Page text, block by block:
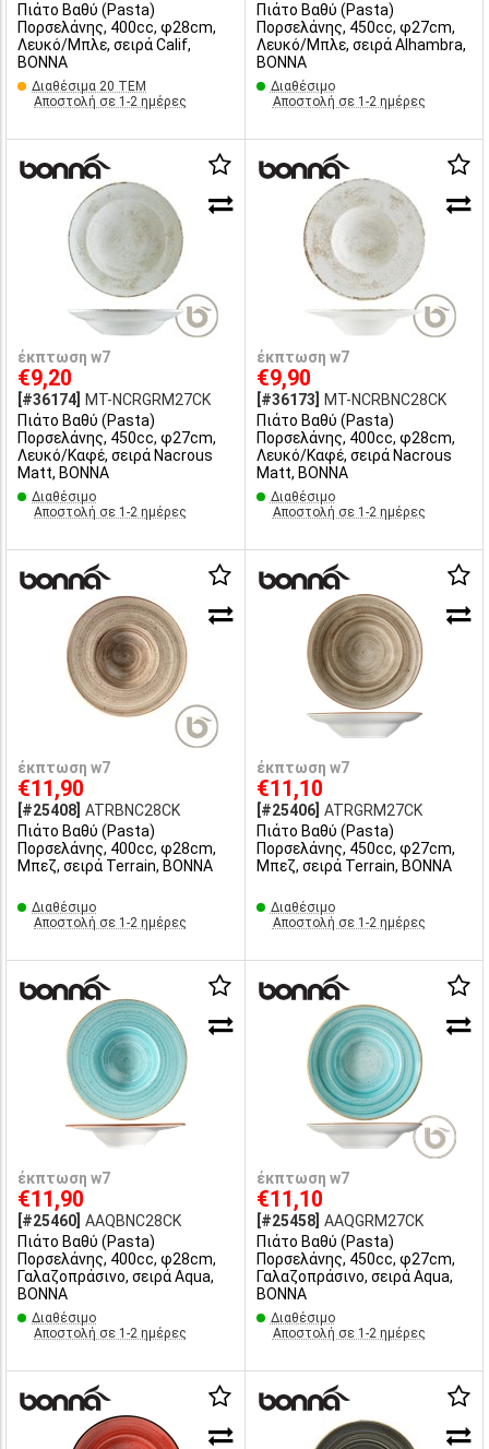
Πιάτο Βαθύ (Pasta)
Πορσελάνης, 400cc, φ28cm,
Λευκό/Μπλε, σειρά Calif,
BONNA
Διαθέσιμα 20 ΤΕΜ
Αποστολή σε 1-2 ημέρες
Πιάτο Βαθύ (Pasta)
Πορσελάνης, 450cc, φ27cm,
Λευκό/Μπλε, σειρά Alhambra,
BONNA
Διαθέσιμο
Αποστολή σε 1-2 ημέρες
έκπτωση w7
€9,20
[#36174]
MT-NCRGRM27CK
Πιάτο Bαθύ (Pasta)
Πορσελάνης, 450cc, φ27cm,
Λευκό/Καφέ, σειρά Nacrous
Matt, BONNA
Διαθέσιμο
Αποστολή σε 1-2 ημέρες
έκπτωση w7
€9,90
[#36173]
MT-NCRBNC28CK
Πιάτο Bαθύ (Pasta)
Πορσελάνης, 400cc, φ28cm,
Λευκό/Καφέ, σειρά Nacrous
Matt, BONNA
Διαθέσιμο
Αποστολή σε 1-2 ημέρες
έκπτωση w7
€11,90
[#25408] ATRBNC28CK
Πιάτο Βαθύ (Pasta)
Πορσελάνης, 400cc, φ28cm,
Μπεζ, σειρά Terrain, BONNA
Διαθέσιμο
Αποστολή σε 1-2 ημέρες
έκπτωση w7
€11,10
[#25406] ATRGRM27CK
Πιάτο Βαθύ (Pasta)
Πορσελάνης, 450cc, φ27cm,
Μπεζ, σειρά Terrain, BONNA
Διαθέσιμο
Αποστολή σε 1-2 ημέρες
έκπτωση w7
€11,90
[#25460] AAQBNC28CK
Πιάτο Βαθύ (Pasta)
Πορσελάνης, 400cc, φ28cm,
Γαλαζοπράσινο, σειρά Aqua,
BONNA
Διαθέσιμο
Αποστολή σε 1-2 ημέρες
έκπτωση w7
€11,10
[#25458] AAQGRM27CK
Πιάτο Βαθύ (Pasta)
Πορσελάνης, 450cc, φ27cm,
Γαλαζοπράσινο, σειρά Aqua,
BONNA
Διαθέσιμο
Αποστολή σε 1-2 ημέρες